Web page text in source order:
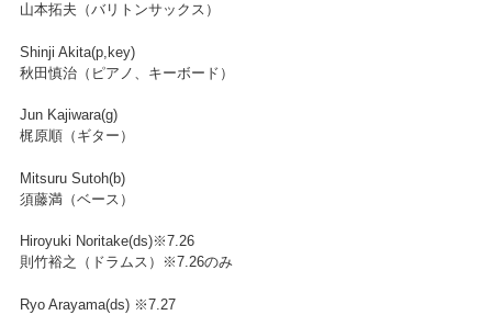
山本拓夫（バリトンサックス）
Shinji Akita(p,key)
秋田慎治（ピアノ、キーボード）
Jun Kajiwara(g)
梶原順（ギター）
Mitsuru Sutoh(b)
須藤満（ベース）
Hiroyuki Noritake(ds)※7.26
則竹裕之（ドラムス）※7.26のみ
Ryo Arayama(ds) ※7.27